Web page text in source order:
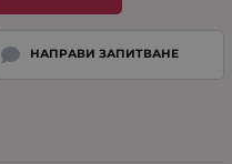
НАПРАВИ ЗАПИТВАНЕ